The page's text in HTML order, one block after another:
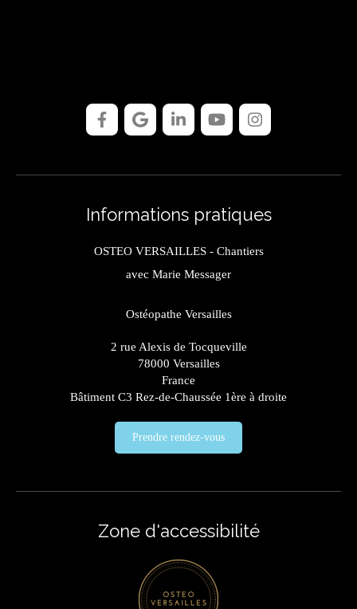
Informations pratiques
OSTEO VERSAILLES - Chantiers
avec Marie Messager
Ostéopathe Versailles
2 rue Alexis de Tocqueville
78000 Versailles
France
Bâtiment C3 Rez-de-Chaussée 1ère à droite
Prendre rendez-vous
Zone d'accessibilité